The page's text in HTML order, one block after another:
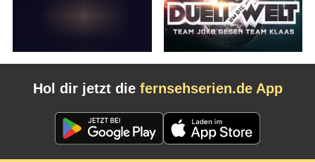
Hol dir jetzt die fernsehserien.de App